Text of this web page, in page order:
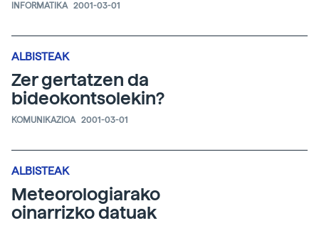
INFORMATIKA 2001-03-01
ALBISTEAK
Zer gertatzen da
bideokontsolekin?
KOMUNIKAZIOA 2001-03-01
ALBISTEAK
Meteorologiarako
oinarrizko datuak